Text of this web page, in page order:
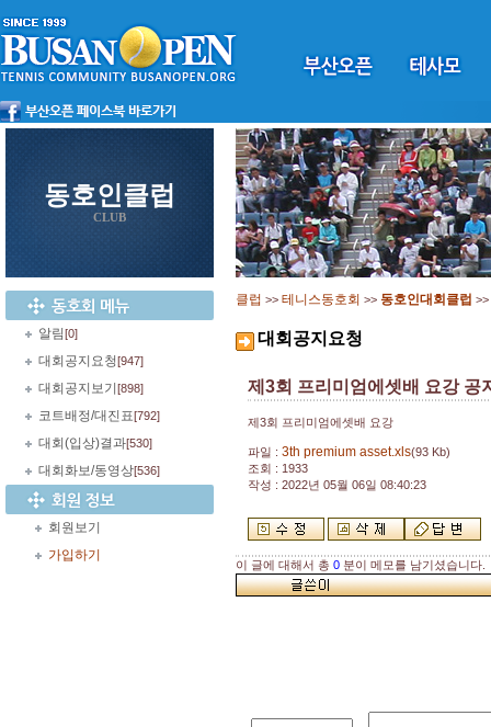
동호인클럽
CLUB
알림[0]
대회공지요청[947]
대회공지보기 [898]
코트배정/대진표[792]
대회(입상)결과[530]
대회화보/동영상[536]
회원보기
가입하기
클럽 >> 테니스동호회 >> 동호인대회클럽 >>
대회공지요청
제3회 프리미엄에셋배 요강 공
제3회 프리미엄에셋배 요강
파일 : 3th premium asset.xls(93 Kb)
조회 : 1933
작성 : 2022년 05월 06일 08:40:23
이 글에 대해서 총 0 분이 메모를 남기셨습니다.